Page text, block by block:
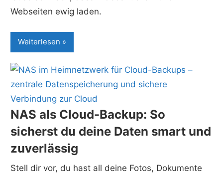
Webseiten ewig laden.
Weiterlesen
NAS als Cloud-Backup: So
sicherst du deine Daten smart und
zuverlässig
Stell dir vor, du hast all deine Fotos, Dokumente